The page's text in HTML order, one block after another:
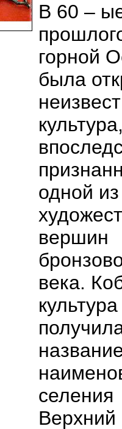
В 60 –
горной
была
одной из
вершин
века.
культура
селения
Верхний